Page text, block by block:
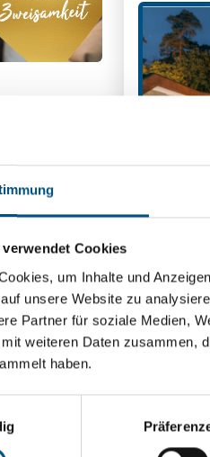
verwendet Cookies
um Inhalte und
unsere Website zu
Partner für soziale Medien,
weiteren Daten zusammen,
haben.